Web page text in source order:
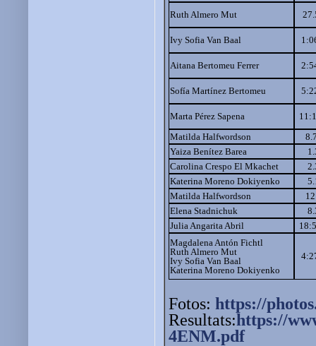
Ruth Almero Mut
Ivy Sofia Van Baal
Aitana Bertomeu Ferrer
Sofía Martínez Bertomeu
Marta Pérez Sapena
Matilda Halfwordson
Yaiza Benítez Barea
Carolina Crespo El Mkachet
Katerina Moreno Dokiyenko
Matilda Halfwordson
Elena Stadnichuk
Julia Angarita Abril
Magdalena Antón Fichtl
Ruth Almero Mut
Ivy Sofia Van Baal
Katerina Moreno Dokiyenko
Fotos: https://
Resultats:https://
4ENM.pdf